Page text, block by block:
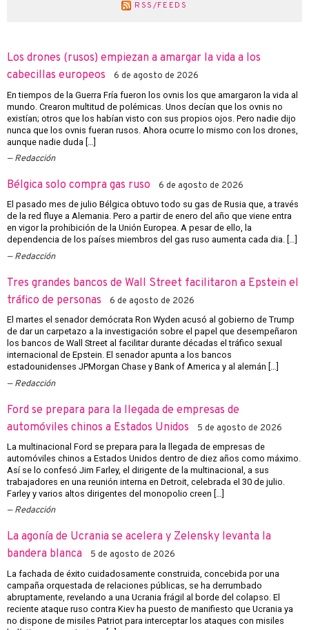
RSS/FEEDS
Los drones (rusos) empiezan a amargar la vida a los
cabecillas europeos
6 de agosto de 2026
En tiempos de la Guerra Fría fueron los ovnis los que amargaron la vida al
mundo. Crearon multitud de polémicas. Unos decían que los ovnis no
existían; otros que los habían visto con sus propios ojos. Pero nadie dijo
nunca que los ovnis fueran rusos. Ahora ocurre lo mismo con los drones,
aunque nadie duda […]
Redacción
Bélgica solo compra gas ruso 6 de agosto de 2026
El pasado mes de julio Bélgica obtuvo todo su gas de Rusia que, a través
de la red fluye a Alemania. Pero a partir de enero del año que viene entra
en vigor la prohibición de la Unión Europea. A pesar de ello, la
dependencia de los países miembros del gas ruso aumenta cada dia. […]
Redacción
Tres grandes bancos de Wall Street facilitaron a Epstein el
tráfico de personas
6 de agosto de 2026
El martes el senador demócrata Ron Wyden acusó al gobierno de Trump
de dar un carpetazo a la investigación sobre el papel que desempeñaron
los bancos de Wall Street al facilitar durante décadas el tráfico sexual
internacional de Epstein. El senador apunta a los bancos
estadounidenses JPMorgan Chase y Bank of America y al alemán […]
Redacción
Ford se prepara para la llegada de empresas de
automóviles chinos a Estados Unidos
5 de agosto de 2026
La multinacional Ford se prepara para la llegada de empresas de
automóviles chinos a Estados Unidos dentro de diez años como máximo.
Así se lo confesó Jim Farley, el dirigente de la multinacional, a sus
trabajadores en una reunión interna en Detroit, celebrada el 30 de julio.
Farley y varios altos dirigentes del monopolio creen […]
Redacción
La agonía de Ucrania se acelera y Zelensky levanta la
bandera blanca
5 de agosto de 2026
La fachada de éxito cuidadosamente construida, concebida por una
campaña orquestada de relaciones públicas, se ha derrumbado
abruptamente, revelando a una Ucrania frágil al borde del colapso. El
reciente ataque ruso contra Kiev ha puesto de manifiesto que Ucrania ya
no dispone de misiles Patriot para interceptar los ataques con misiles